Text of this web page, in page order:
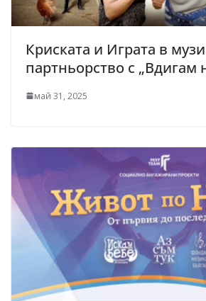
Криската и Играта в
партньорство с „Вдигам
май 31, 2025